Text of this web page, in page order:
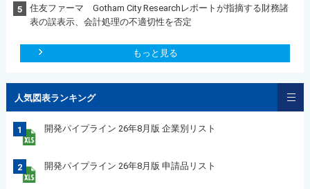
5
住友ファーマ Gotham City Researchレポートが指摘する財務諸
表の誤表示、会計処理の不適切性を否定
もっと見る
人気図表ランキング
1 開発パイプライン 26年8月版 企業別リスト
2 開発パイプライン 26年8月版 申請品リスト